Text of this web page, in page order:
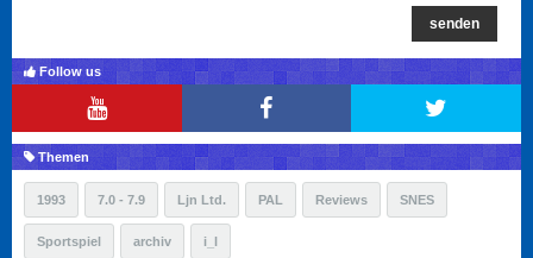
senden
Follow us
Themen
1993 7.0 - 7.9 Ljn Ltd. PAL Reviews SNES
Sportspiel archiv i_l